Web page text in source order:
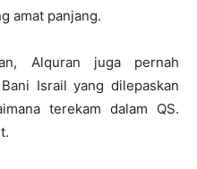
amat panjang.
Alquran juga pernah
Israil yang dilepaskan
terekam dalam QS.